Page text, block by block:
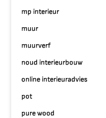
mp interieur
muur
muurverf
noud interieurbouw
online interieuradvies
pot
pure wood